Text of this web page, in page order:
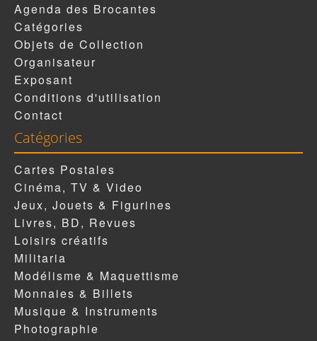
Agenda des Brocantes
Catégories
Objets de Collection
Organisateur
Exposant
Conditions d'utilisation
Contact
Catégories
Cartes Postales
Cinéma, TV & Video
Jeux, Jouets & Figurines
Livres, BD, Revues
Loisirs créatifs
Militaria
Modélisme & Maquettisme
Monnaies & Billets
Musique & Instruments
Photographie